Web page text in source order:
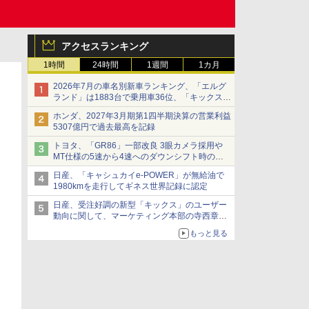
アクセスランキング
1時間 24時間 1週間 1カ月
2026年7月の車名別新車ランキング、「エルグ
ランド」は1883台で乗用車36位、「キックス」
は2591台で27位に
ホンダ、2027年3月期第1四半期決算の営業利益
5307億円で過去最高を記録
トヨタ、「GR86」一部改良 3眼カメラ採用や
MT仕様の5速から4速へのダウンシフト時の操
作性向上など
日産、「キャシュカイe-POWER」が無給油で
1980kmを走行してギネス世界記録に認定
日産、受注好調の新型「キックス」のユーザー
動向に関して、マーケティング本部の寺西章氏
もっと見る